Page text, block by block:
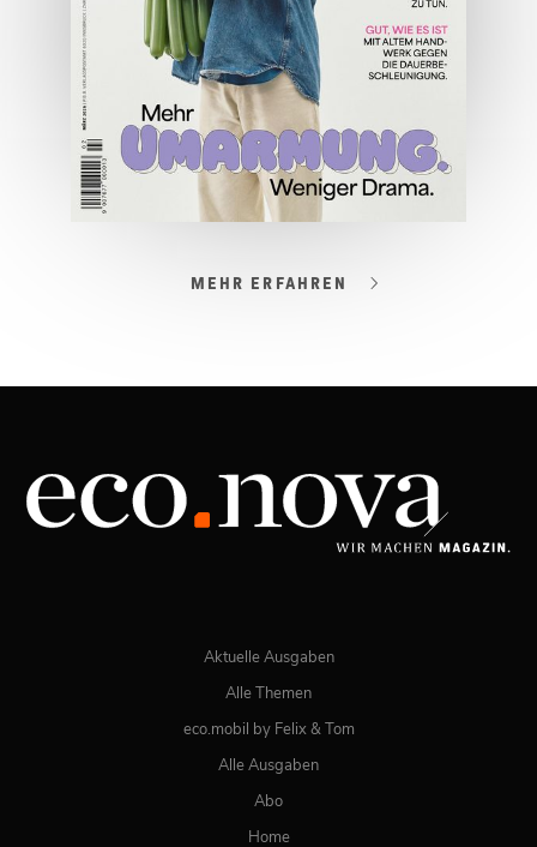
ONLINE LESEN
03/2026
JETZT BESTELLEN
MEHR ERFAHREN
Aktuelle Ausgaben
Alle Themen
eco.mobil by Felix & Tom
Alle Ausgaben
Abo
Home